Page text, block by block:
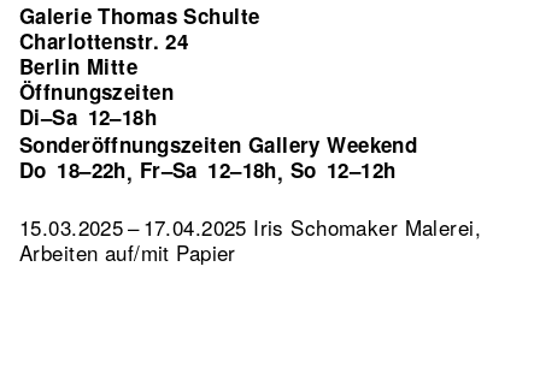
Galerie Thomas Schulte
Charlottenstr. 24
Berlin Mitte
Öffnungszeiten
Di–Sa 12–18h
Sonderöffnungszeiten Gallery Weekend
Do 18–22h, Fr–Sa 12–18h, So 12–12h
15.03.2025 – 17.04.2025 Iris Schomaker Malerei,
Arbeiten auf/mit Papier